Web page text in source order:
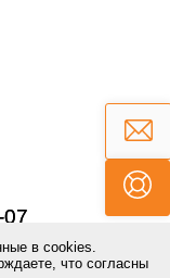
в cookies.
что согласны